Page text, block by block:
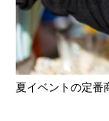
夏イベントの定番